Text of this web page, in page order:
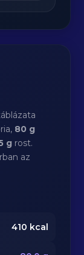
80 g
g rost.
az
410 kcal